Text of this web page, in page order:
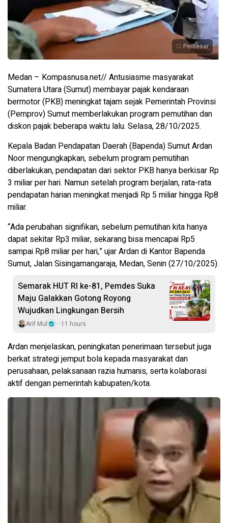
Perbesar
Medan – Kompasnusa.net// Antusiasme masyarakat
Sumatera Utara (Sumut) membayar pajak kendaraan
bermotor (PKB) meningkat tajam sejak Pemerintah Provinsi
(Pemprov) Sumut memberlakukan program pemutihan dan
diskon pajak beberapa waktu lalu. Selasa, 28/10/2025.
Kepala Badan Pendapatan Daerah (Bapenda) Sumut Ardan
Noor mengungkapkan, sebelum program pemutihan
diberlakukan, pendapatan dari sektor PKB hanya berkisar Rp
3 miliar per hari. Namun setelah program berjalan, rata-rata
pendapatan harian meningkat menjadi Rp 5 miliar hingga Rp8
miliar.
“Ada perubahan signifikan, sebelum pemutihan kita hanya
dapat sekitar Rp3 miliar, sekarang bisa mencapai Rp5
sampai Rp8 miliar per hari,” ujar Ardan di Kantor Bapenda
Sumut, Jalan Sisingamangaraja, Medan, Senin (27/10/2025).
Semarak HUT RI ke-81, Pemdes Suka
Maju Galakkan Gotong Royong
Wujudkan Lingkungan Bersih
Arif Mul 11 hours
Ardan menjelaskan, peningkatan penerimaan tersebut juga
berkat strategi jemput bola kepada masyarakat dan
perusahaan, pelaksanaan razia humanis, serta kolaborasi
aktif dengan pemerintah kabupaten/kota.